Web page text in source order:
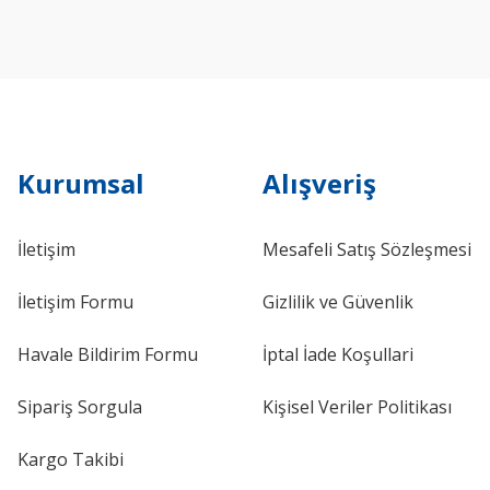
Kurumsal
İletişim
İletişim Formu
Havale Bildirim Formu
Sipariş Sorgula
Kargo Takibi
Alışveriş
Mesafeli Satış Sözleşmesi
Gizlilik ve Güvenlik
İptal İade Koşullari
Kişisel Veriler Politikası